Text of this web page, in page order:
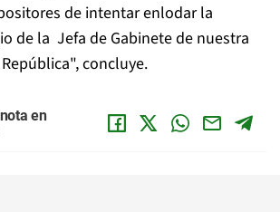
de intentar enlodar la
de la Jefa de Gabinete de nuestra
concluye.
en